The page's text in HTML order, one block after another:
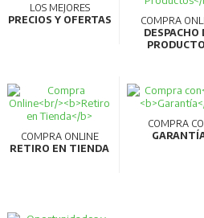
LOS MEJORES
PRECIOS Y OFERTAS
COMPRA
DESPACHO
COMPRA ONLINE
RETIRO EN TIENDA
COMPRA